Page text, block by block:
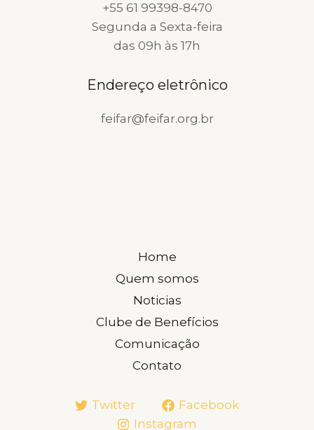
+55 61 99398-8470
Segunda a Sexta-feira
das 09h às 17h
Endereço eletrônico
feifar@feifar.org.br
Home
Quem somos
Noticias
Clube de Benefícios
Comunicação
Contato
Twitter
Facebook
Instagram